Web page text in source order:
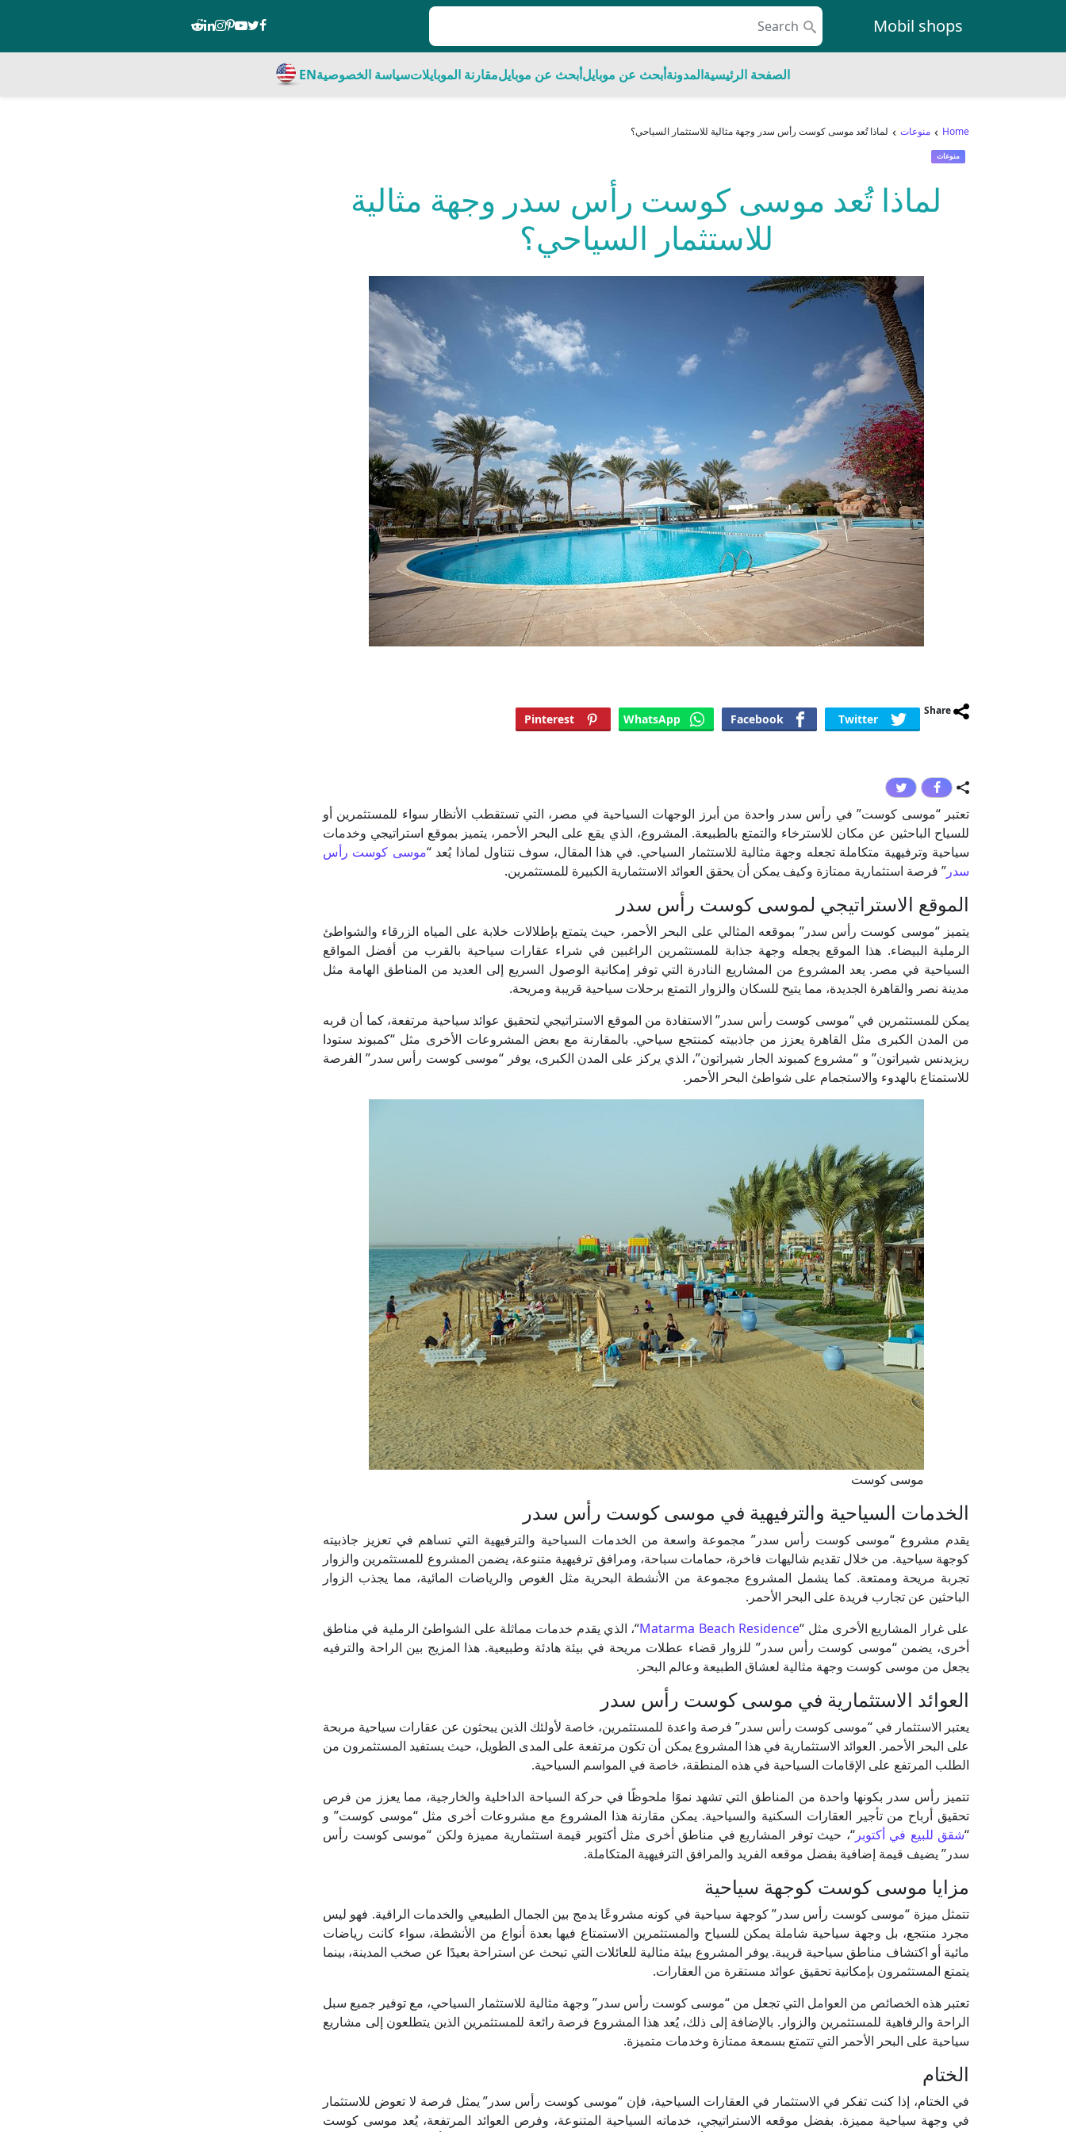
Main Navigation
Mobil shops
الصفحة الرئيسيةالمدونةأبحث عن موبايلأبحث عن موبايلمقارنة الموبايلاتسياسة الخصوصيةEN
Home
› منوعات › لماذا تُعد موسى كوست رأس سدر وجهة مثالية للاستثمار السياحي؟
منوعات
لماذا تُعد موسى كوست رأس سدر وجهة مثالية
للاستثمار السياحي؟
Share
Twitter
Facebook
WhatsApp
Pinterest
تعتبر “موسى كوست” في رأس سدر واحدة من أبرز الوجهات السياحية في مصر، التي تستقطب الأنظار سواء للمستثمرين أو
للسياح الباحثين عن مكان للاسترخاء والتمتع بالطبيعة. المشروع، الذي يقع على البحر الأحمر، يتميز بموقع استراتيجي وخدمات
سياحية وترفيهية متكاملة تجعله وجهة مثالية للاستثمار السياحي. في هذا المقال، سوف نتناول لماذا يُعد “موسى كوست رأس
سدر ” فرصة استثمارية ممتازة وكيف يمكن أن يحقق العوائد الاستثمارية الكبيرة للمستثمرين.
الموقع الاستراتيجي لموسى كوست رأس سدر
يتميز “موسى كوست رأس سدر” بموقعه المثالي على البحر الأحمر، حيث يتمتع بإطلالات خلابة على المياه الزرقاء والشواطئ
الرملية البيضاء. هذا الموقع يجعله وجهة جذابة للمستثمرين الراغبين في شراء عقارات سياحية بالقرب من أفضل المواقع
السياحية في مصر. يعد المشروع من المشاريع النادرة التي توفر إمكانية الوصول السريع إلى العديد من المناطق الهامة مثل
مدينة نصر والقاهرة الجديدة، مما يتيح للسكان والزوار التمتع برحلات سياحية قريبة ومريحة.
يمكن للمستثمرين في “موسى كوست رأس سدر” الاستفادة من الموقع الاستراتيجي لتحقيق عوائد سياحية مرتفعة، كما أن قربه
من المدن الكبرى مثل القاهرة يعزز من جاذبيته كمنتجع سياحي. بالمقارنة مع بعض المشروعات الأخرى مثل “كمبوند ستودا
ريزيدنس شيراتون” و “مشروع كمبوند الجار شيراتون”، الذي يركز على المدن الكبرى، يوفر “موسى كوست رأس سدر” الفرصة
للاستمتاع بالهدوء والاستجمام على شواطئ البحر الأحمر.
موسى كوست
الخدمات السياحية والترفيهية في موسى كوست رأس سدر
يقدم مشروع “موسى كوست رأس سدر” مجموعة واسعة من الخدمات السياحية والترفيهية التي تساهم في تعزيز جاذبيته
كوجهة سياحية. من خلال تقديم شاليهات فاخرة، حمامات سباحة، ومرافق ترفيهية متنوعة، يضمن المشروع للمستثمرين والزوار
تجربة مريحة وممتعة. كما يشمل المشروع مجموعة من الأنشطة البحرية مثل الغوص والرياضات المائية، مما يجذب الزوار
الباحثين عن تجارب فريدة على البحر الأحمر.
على غرار المشاريع الأخرى مثل “Matarma Beach Residence“، الذي يقدم خدمات مماثلة على الشواطئ الرملية في مناطق
أخرى، يضمن “موسى كوست رأس سدر” للزوار قضاء عطلات مريحة في بيئة هادئة وطبيعية. هذا المزيج بين الراحة والترفيه
يجعل من موسى كوست وجهة مثالية لعشاق الطبيعة وعالم البحر.
العوائد الاستثمارية في موسى كوست رأس سدر
يعتبر الاستثمار في “موسى كوست رأس سدر” فرصة واعدة للمستثمرين، خاصة لأولئك الذين يبحثون عن عقارات سياحية مربحة
على البحر الأحمر. العوائد الاستثمارية في هذا المشروع يمكن أن تكون مرتفعة على المدى الطويل، حيث يستفيد المستثمرون من
الطلب المرتفع على الإقامات السياحية في هذه المنطقة، خاصة في المواسم السياحية.
تتميز رأس سدر بكونها واحدة من المناطق التي تشهد نموًا ملحوظًا في حركة السياحة الداخلية والخارجية، مما يعزز من فرص
تحقيق أرباح من تأجير العقارات السكنية والسياحية. يمكن مقارنة هذا المشروع مع مشروعات أخرى مثل “موسى كوست” و
“شقق للبيع في أكتوبر“، حيث توفر المشاريع في مناطق أخرى مثل أكتوبر قيمة استثمارية مميزة ولكن “موسى كوست رأس
سدر” يضيف قيمة إضافية بفضل موقعه الفريد والمرافق الترفيهية المتكاملة.
مزايا موسى كوست كوجهة سياحية
تتمثل ميزة “موسى كوست رأس سدر” كوجهة سياحية في كونه مشروعًا يدمج بين الجمال الطبيعي والخدمات الراقية. فهو ليس
مجرد منتجع، بل وجهة سياحية شاملة يمكن للسياح والمستثمرين الاستمتاع فيها بعدة أنواع من الأنشطة، سواء كانت رياضات
مائية أو اكتشاف مناطق سياحية قريبة. يوفر المشروع بيئة مثالية للعائلات التي تبحث عن استراحة بعيدًا عن صخب المدينة، بينما
يتمتع المستثمرون بإمكانية تحقيق عوائد مستقرة من العقارات.
تعتبر هذه الخصائص من العوامل التي تجعل من “موسى كوست رأس سدر” وجهة مثالية للاستثمار السياحي، مع توفير جميع سبل
الراحة والرفاهية للمستثمرين والزوار. بالإضافة إلى ذلك، يُعد هذا المشروع فرصة رائعة للمستثمرين الذين يتطلعون إلى مشاريع
سياحية على البحر الأحمر التي تتمتع بسمعة ممتازة وخدمات متميزة.
الختام
في الختام، إذا كنت تفكر في الاستثمار في العقارات السياحية، فإن “موسى كوست رأس سدر” يمثل فرصة لا تعوض للاستثمار
في وجهة سياحية مميزة. بفضل موقعه الاستراتيجي، خدماته السياحية المتنوعة، وفرص العوائد المرتفعة، يُعد موسى كوست